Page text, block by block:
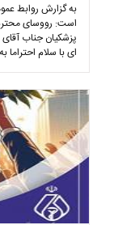
به گزارش روابط
است: رووسای
پزشکیان جناب
ای با سلام احتراما